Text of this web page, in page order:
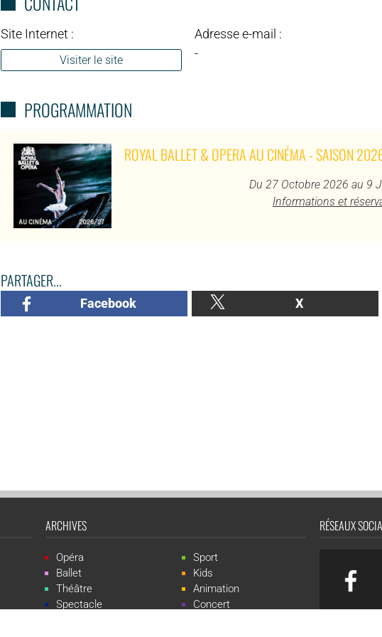
Site Internet :
Visiter le site
Adresse e-mail :
-
PROGRAMMATION
ROYAL BALLET & OPERA AU CINÉMA - SAISON
Du 27 Octobre 2026 au 9
Informations et
PARTAGER...
Facebook X
ARCHIVES
Opéra
Ballet
Théâtre
Spectacle
Sport
Kids
Animation
Concert
RÉSEAUX